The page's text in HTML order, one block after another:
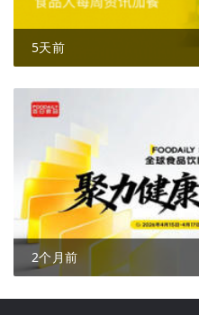
5天前
2个月前